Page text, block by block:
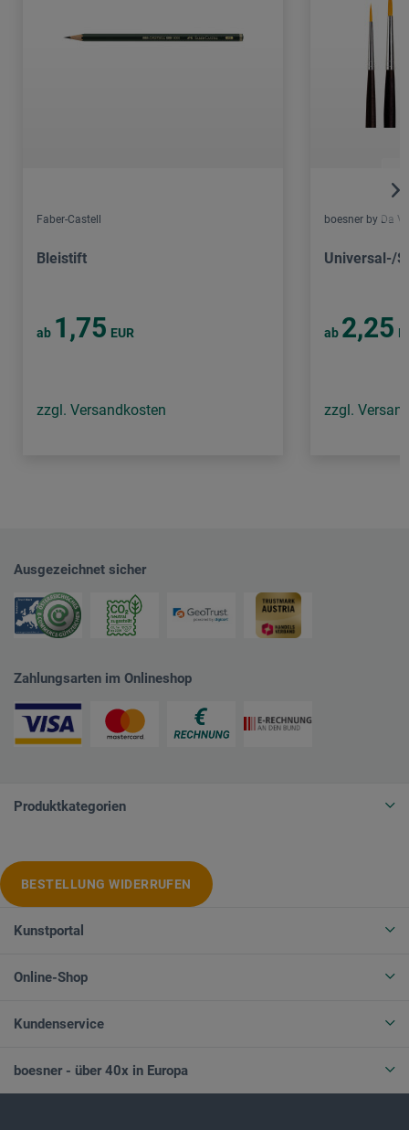
Faber-Castell
Bleistift
ab 1,75 EUR
zzgl. Versandkosten
boesner by Da
Universal-/
ab 2,25
zzgl.
Ausgezeichnet sicher
Zahlungsarten im Onlineshop
Produktkategorien
BESTELLUNG WIDERRUFEN
Kunstportal
Online-Shop
Kundenservice
boesner - über 40x in Europa